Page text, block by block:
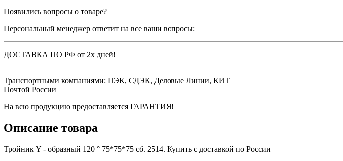
Появились вопросы о товаре?
Персональный менеджер ответит на все ваши вопросы:
ДОСТАВКА ПО РФ от 2х дней!
Транспортными компаниями: ПЭК, СДЭК, Деловые Линии, КИТ
Почтой России
На всю продукцию предоставляется ГАРАНТИЯ!
Описание товара
Тройник Y - образный 120 ° 75*75*75 сб. 2514. Купить с доставкой по России